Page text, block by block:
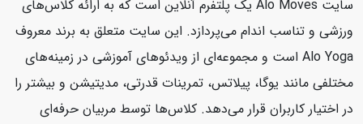
سایت Alo Moves یک پلتفرم آنلاین است که به ارائه کلاس‌های
ورزشی و تناسب اندام می‌پردازد. این سایت متعلق به برند معروف
Alo Yoga است و مجموعه‌ای از ویدئوهای آموزشی در زمینه‌های
مختلفی مانند یوگا، پیلاتس، تمرینات قدرتی، مدیتیشن و بیشتر را
در اختیار کاربران قرار می‌دهد. کلاس‌ها توسط مربیان حرفه‌ای